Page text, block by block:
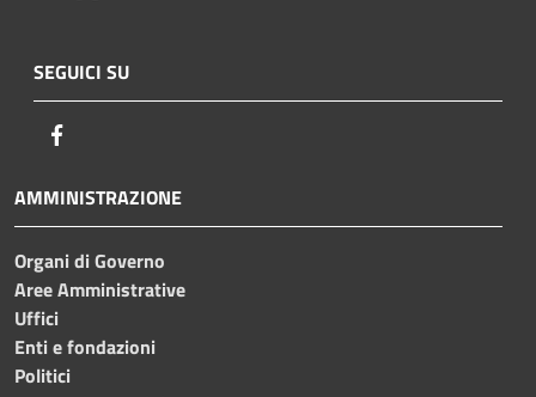
SEGUICI SU
AMMINISTRAZIONE
Organi di Governo
Aree Amministrative
Uffici
Enti e fondazioni
Politici